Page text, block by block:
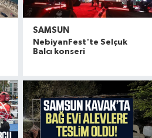
SAMSUN
NebiyanFest'te Selçuk
Balcı konseri